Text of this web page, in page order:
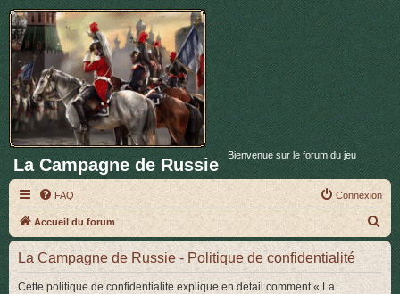
La Campagne de Russie Bienvenue sur le forum du jeu
FAQ Connexion
Accueil du forum
e
c
h
La Campagne de Russie - Politique de confidentialité
Cette politique de confidentialité explique en détail comment « La